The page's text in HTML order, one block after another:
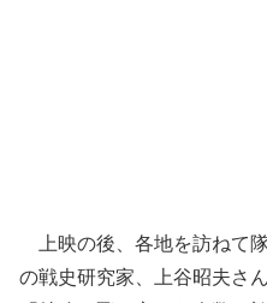
上映の後、各地を訪ねて
の戦史研究家、上谷昭夫さ